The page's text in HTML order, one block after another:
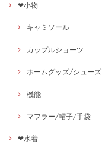
❤小物
キャミソール
カップルショーツ
ホームグッズ/シューズ
機能
マフラー/帽子/手袋
❤水着